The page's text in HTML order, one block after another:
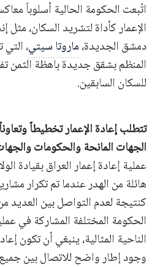
اتّبعت الحكومة الحالية أسلوباً
الإعمار كأداة لتشريد السكان،
دمشق الجديدة،ماروتا سيتي،
المنظم بشقق جديدة باهظة الثمن
للسكان السابقين.
تتطلب إعادة الإعمار تخطيطاً
الجهات المانحة والحكومات
عملية إعادة إعمار العراق بقيادة
هائلة من الهدر عندما تم تكرار
كنتيجة لعدم التواصل بين العديد
الحكومة المختلفة المشاركة في
الناحية المثالية، ينبغي أن تكون
وجود إطار واضح للاتصال بين